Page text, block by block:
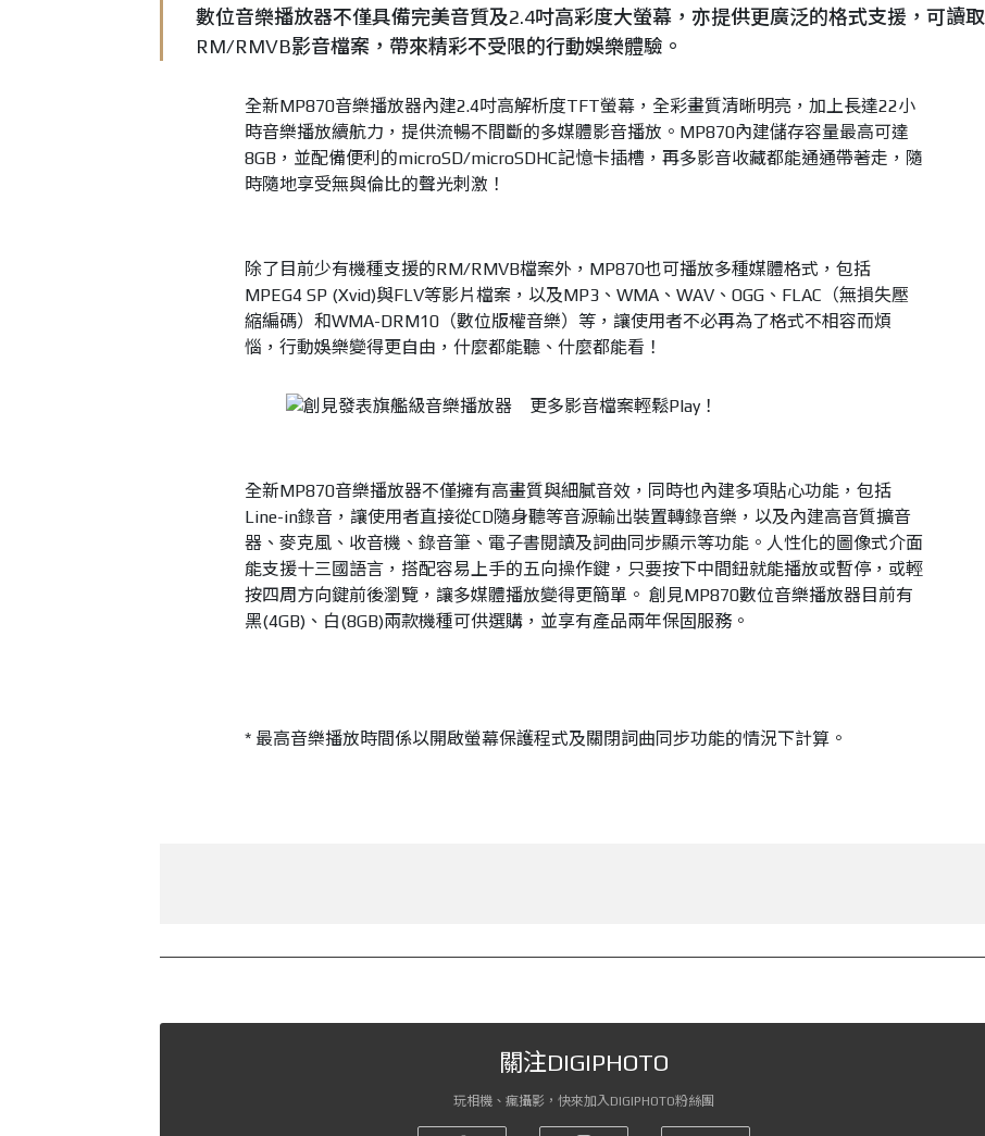
數位音樂播放器不僅具備完美音質及2.4吋高彩度大螢幕，亦提供更廣泛的格式支援，可讀取
RM/RMVB影音檔案，帶來精彩不受限的行動娛樂體驗。
全新MP870音樂播放器內建2.4吋高解析度TFT螢幕，全彩畫質清晰明亮，加上長達22小
時音樂播放續航力，提供流暢不間斷的多媒體影音播放。MP870內建儲存容量最高可達
8GB，並配備便利的microSD/microSDHC記憶卡插槽，再多影音收藏都能通通帶著走，隨
時隨地享受無與倫比的聲光刺激！
除了目前少有機種支援的RM/RMVB檔案外，MP870也可播放多種媒體格式，包括
MPEG4 SP (Xvid)與FLV等影片檔案，以及MP3、WMA、WAV、OGG、FLAC（無損失壓
縮編碼）和WMA-DRM10（數位版權音樂）等，讓使用者不必再為了格式不相容而煩
惱，行動娛樂變得更自由，什麼都能聽、什麼都能看！
全新MP870音樂播放器不僅擁有高畫質與細膩音效，同時也內建多項貼心功能，包括
Line-in錄音，讓使用者直接從CD隨身聽等音源輸出裝置轉錄音樂，以及內建高音質擴音
器、麥克風、收音機、錄音筆、電子書閱讀及詞曲同步顯示等功能。人性化的圖像式介面
能支援十三國語言，搭配容易上手的五向操作鍵，只要按下中間鈕就能播放或暫停，或輕
按四周方向鍵前後瀏覽，讓多媒體播放變得更簡單。 創見MP870數位音樂播放器目前有
黑(4GB)、白(8GB)兩款機種可供選購，並享有產品兩年保固服務。
* 最高音樂播放時間係以開啟螢幕保護程式及關閉詞曲同步功能的情況下計算。
關注DIGIPHOTO
玩相機、瘋攝影，快來加入DIGIPHOTO粉絲團